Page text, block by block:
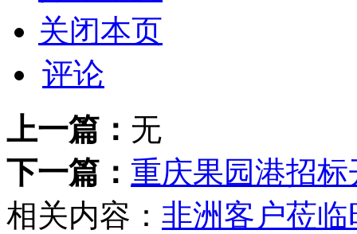
关闭本页
评论
上一篇： 无
下一篇： 重庆果园港招
相关内容： 非洲客户莅